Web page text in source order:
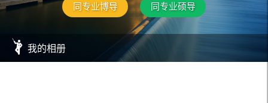
同专业博导 同专业硕导
我的相册